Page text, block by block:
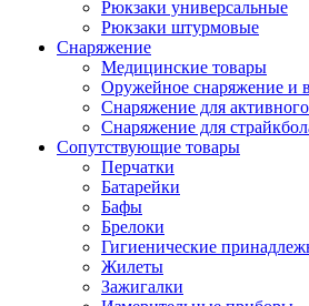
Рюкзаки универсальные
Рюкзаки штурмовые
Снаряжение
Медицинские товары
Оружейное снаряжение и
Снаряжение для
Снаряжение для
Сопутствующие товары
Перчатки
Батарейки
Бафы
Брелоки
Гигиенические
Жилеты
Зажигалки